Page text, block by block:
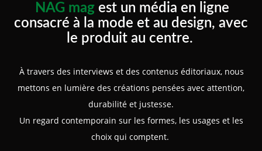
NAG mag est un média en ligne
consacré à la mode et au design, avec
le produit au centre.
À travers des interviews et des contenus éditoriaux, nous
mettons en lumière des créations pensées avec attention,
durabilité et justesse.
Un regard contemporain sur les formes, les usages et les
choix qui comptent.